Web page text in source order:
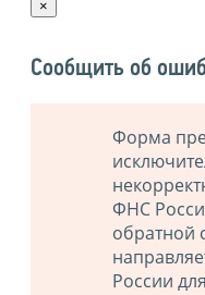
×
Сообщить об
Форма
ФНС
обратной
России